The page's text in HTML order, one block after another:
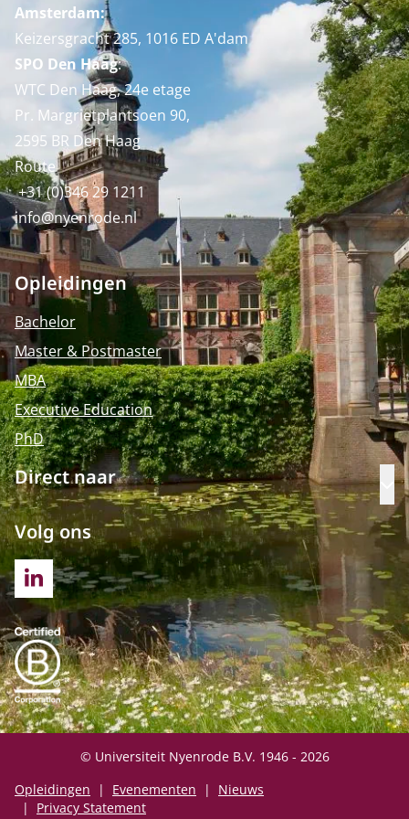
Amsterdam:
Keizersgracht 285, 1016 ED A'dam
SPO Den Haag:
WTC Den Haag, 24e etage
Pr. Margrietplantsoen 90,
2595 BR Den Haag
Route
+31 (0)346 29 1211
info@nyenrode.nl
Opleidingen
Bachelor
Master & Postmaster
MBA
Executive Education
PhD
Direct naar
Volg ons
LINKEDIN
© Universiteit Nyenrode B.V. 1946 - 2026
Opleidingen
Evenementen
Nieuws
Privacy Statement